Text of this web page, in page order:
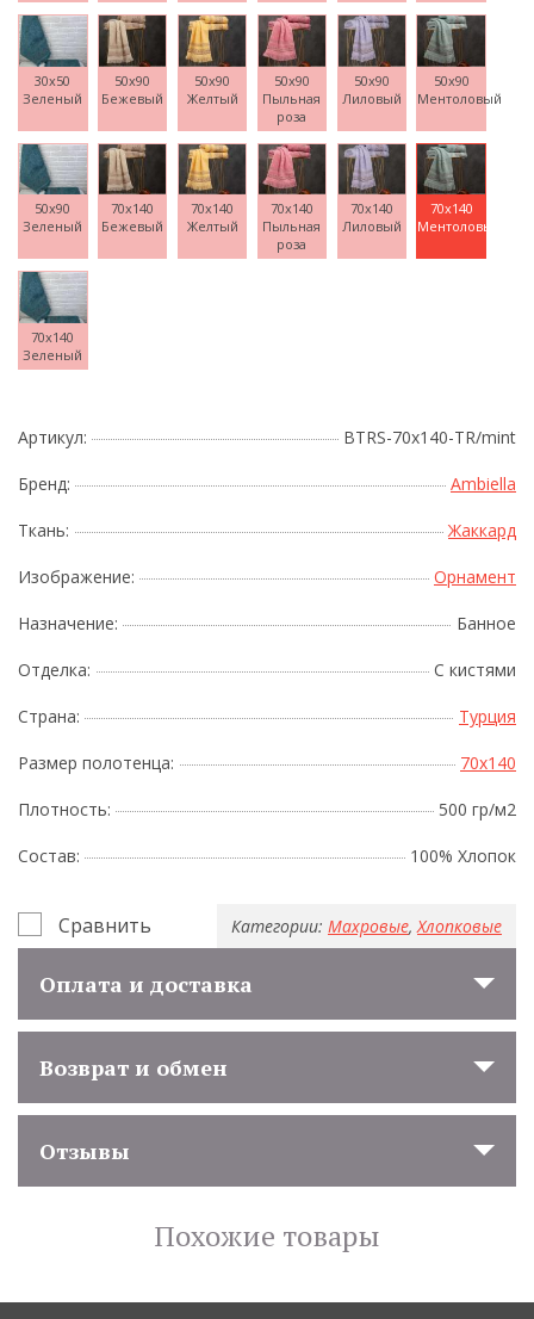
30x50
Зеленый
50x90
Бежевый
50x90
Желтый
50x90
Пыльная
роза
50x90
Лиловый
50x90
Ментоловый
50x90
Зеленый
70x140
Бежевый
70x140
Желтый
70x140
Пыльная
роза
70x140
Лиловый
70x140
Ментоловый
70x140
Зеленый
Артикул: BTRS-70х140-TR/mint
Бренд: Ambiella
Ткань: Жаккард
Изображение: Орнамент
Назначение: Банное
Отделка: С кистями
Страна: Турция
Размер полотенца: 70x140
Плотность: 500 гр/м2
Состав: 100% Хлопок
Сравнить Категории: Махровые, Хлопковые
Оплата и доставка
Возврат и обмен
Отзывы
Похожие товары